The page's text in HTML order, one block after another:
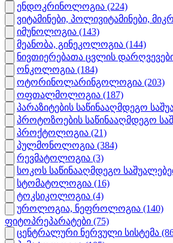
ენდოკრინოლოგია (224)
ვიტამინები, პოლივიტამინები,
იმუნოლოგია (143)
მეანობა, გინეკოლოგია (144)
ნივთიერებათა ცვლის
ონკოლოგია (184)
ოტორინოლარინგოლოგია (203)
ოფთალმოლოგია (187)
პარაზიტების საწინააღმდეგო
პროტოზოების საწინააღმდეგო
პროქტოლოგია (21)
პულმონოლოგია (384)
რევმატოლოგია (3)
სოკოს საწინააღმდეგო
სტომატოლოგია (16)
ტოკსიკოლოგია (4)
უროლოგია, ნეფროლოგია (140)
ფიტოპრეპარატები (75)
ცენტრალური ნერვული სისტემა